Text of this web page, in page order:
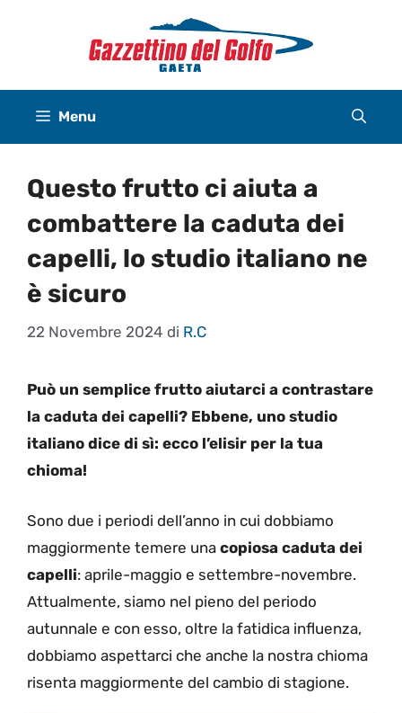
Menu
Questo frutto ci aiuta a
combattere la caduta dei
capelli, lo studio italiano ne
è sicuro
22 Novembre 2024 di R.C
Può un semplice frutto aiutarci a contrastare
la caduta dei capelli? Ebbene, uno studio
italiano dice di sì: ecco l’elisir per la tua
chioma!
Sono due i periodi dell’anno in cui dobbiamo
maggiormente temere una copiosa caduta dei
capelli: aprile-maggio e settembre-novembre.
Attualmente, siamo nel pieno del periodo
autunnale e con esso, oltre la fatidica influenza,
dobbiamo aspettarci che anche la nostra chioma
risenta maggiormente del cambio di stagione.